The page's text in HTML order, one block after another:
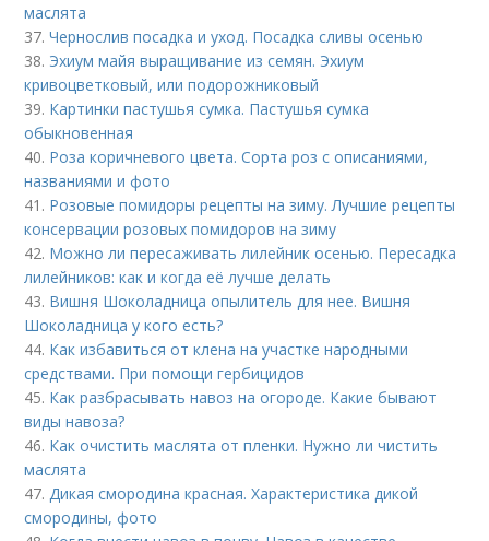
маслята
37.Чернослив посадка и уход. Посадка сливы осенью
38. Эхиум майя выращивание из семян. Эхиум
кривоцветковый, или подорожниковый
39. Картинки пастушья сумка. Пастушья сумка
обыкновенная
40. Роза коричневого цвета. Сорта роз с описаниями,
названиями и фото
41. Розовые помидоры рецепты на зиму. Лучшие рецепты
консервации розовых помидоров на зиму
42. Можно ли пересаживать лилейник осенью. Пересадка
лилейников: как и когда её лучше делать
43. Вишня Шоколадница опылитель для нее. Вишня
Шоколадница у кого есть?
44. Как избавиться от клена на участке народными
средствами. При помощи гербицидов
45. Как разбрасывать навоз на огороде. Какие бывают
виды навоза?
46. Как очистить маслята от пленки. Нужно ли чистить
маслята
47. Дикая смородина красная. Характеристика дикой
смородины, фото